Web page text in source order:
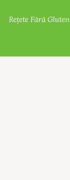
Rețete Fără Gluten